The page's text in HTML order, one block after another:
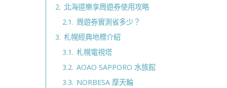
2. 北海道樂享周遊券使用攻略
2.1. 周遊券實測省多少？
3. 札幌經典地標介紹
3.1. 札幌電視塔
3.2. AOAO SAPPORO 水族館
3.3. NORBESA 摩天輪